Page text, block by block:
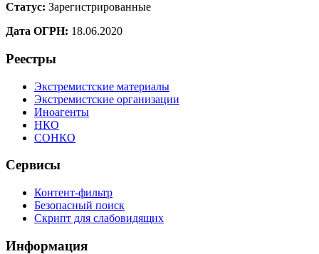
Статус: Зарегистрированные
Дата ОГРН: 18.06.2020
Реестры
Экстремистские материалы
Экстремистские организации
Иноагенты
НКО
СОНКО
Сервисы
Контент-фильтр
Безопасный поиск
Скрипт для слабовидящих
Информация